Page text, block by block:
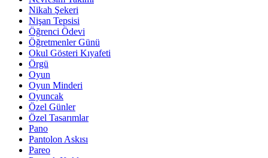
Nikah Şekeri
Nişan Tepsisi
Öğrenci Ödevi
Öğretmenler Günü
Okul Gösteri Kıyafeti
Örgü
Oyun
Oyun Minderi
Oyuncak
Özel Günler
Özel Tasarımlar
Pano
Pantolon Askısı
Pareo